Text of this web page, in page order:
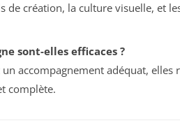
de création, la culture visuelle, et
sont-elles efficaces ?
accompagnement adéquat, elles
complète.